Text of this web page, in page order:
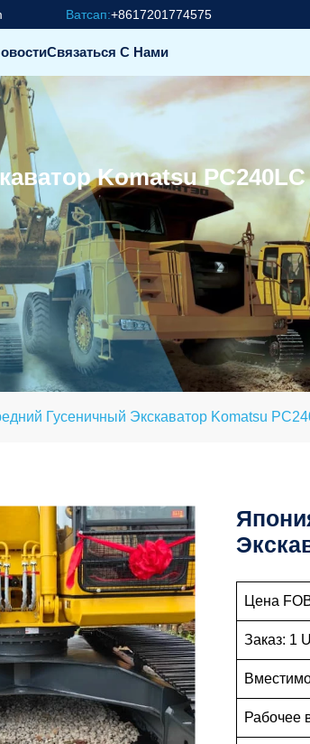
Ватсап:+8617201774575
Связаться С Нами
Komatsu PC240LC
Гусеничный Экскаватор Komatsu
Цена
Заказ: 1
Рабочее